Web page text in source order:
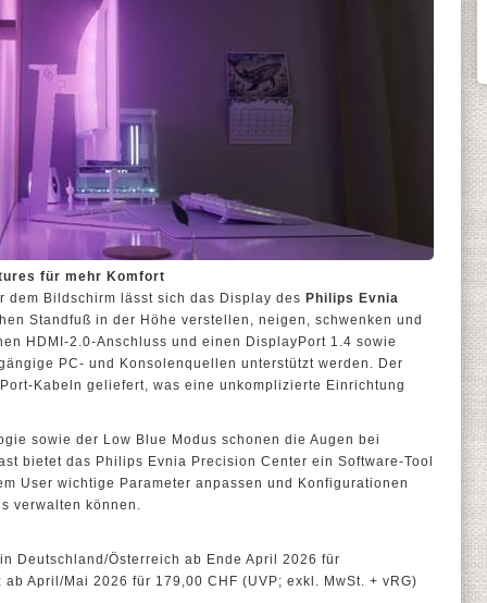
für mehr Komfort
dem Bildschirm lässt sich das Display des Philips Evnia
Standfuß in der Höhe verstellen, neigen, schwenken und
HDMI-2.0-Anschluss und einen DisplayPort 1.4 sowie
PC- und Konsolenquellen unterstützt werden. Der
Kabeln geliefert, was eine unkomplizierte Einrichtung
sowie der Low Blue Modus schonen die Augen bei
bietet das Philips Evnia Precision Center ein Software-Tool
User wichtige Parameter anpassen und Konfigurationen
verwalten können.
Deutschland/Österreich ab Ende April 2026 für
April/Mai 2026 für 179,00 CHF (UVP; exkl. MwSt. + vRG)